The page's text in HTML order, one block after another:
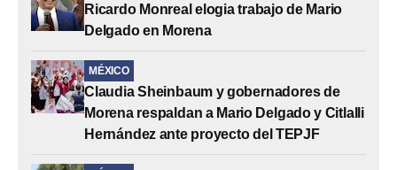
Ricardo Monreal elogia trabajo de Mario
Delgado en Morena
MÉXICO
Claudia Sheinbaum y gobernadores de
Morena respaldan a Mario Delgado y Citlalli
Hernández ante proyecto del TEPJF